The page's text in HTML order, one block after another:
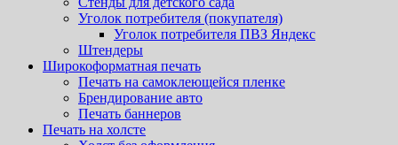
Уголок потребителя (покупателя)
Уголок потребителя ПВЗ Яндекс
Штендеры
Широкоформатная печать
Печать на самоклеющейся пленке
Брендирование авто
Печать баннеров
Печать на холсте